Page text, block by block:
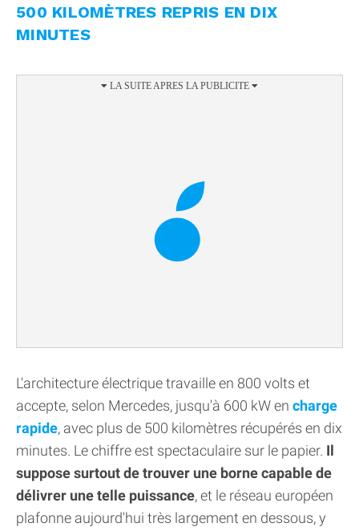
500 KILOMÈTRES REPRIS EN DIX
MINUTES
L'architecture électrique travaille en 800 volts et
accepte, selon Mercedes, jusqu'à 600 kW en charge
rapide, avec plus de 500 kilomètres récupérés en dix
minutes. Le chiffre est spectaculaire sur le papier. Il
suppose surtout de trouver une borne capable de
délivrer une telle puissance, et le réseau européen
plafonne aujourd'hui très largement en dessous, y